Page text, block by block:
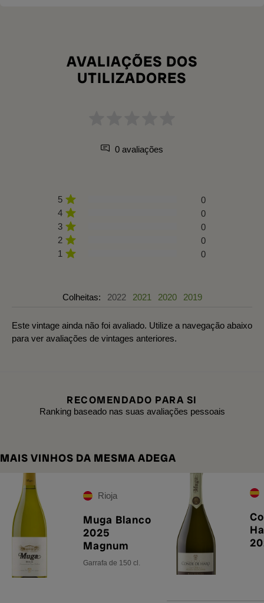
AVALIAÇÕES DOS
UTILIZADORES
0 avaliações
5
0
4
0
3
0
2
0
1
0
Colheitas: 2022 2021 2020 2019
Este vintage ainda não foi avaliado. Utilize a navegação abaixo
para ver avaliações de vintages anteriores.
RECOMENDADO PARA SI
Ranking baseado nas suas avaliações pessoais
MAIS VINHOS DA MESMA ADEGA
Rioja
Muga Blanco
2025
Magnum
Garrafa de 150 cl.